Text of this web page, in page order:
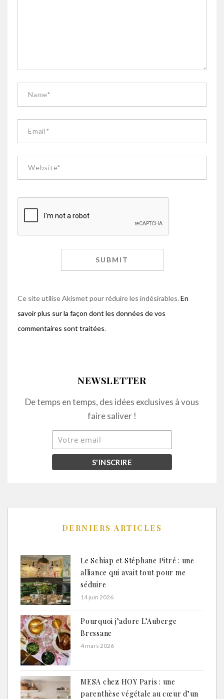
Ce site utilise Akismet pour réduire les indésirables. En
savoir plus sur la façon dont les données de vos
commentaires sont traitées.
NEWSLETTER
De temps en temps, des idées exclusives à vous
faire saliver !
DERNIERS ARTICLES
Le Schiap et Stéphane Pitré : une
alliance qui avait tout pour me
séduire
14 juin 2026
Pourquoi j’adore L’Auberge
Bressane
4 mars 2026
MESA chez HOY Paris : une
parenthèse végétale au cœur d’un